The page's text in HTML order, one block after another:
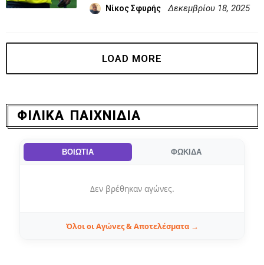
Νίκος Σφυρής Δεκεμβρίου 18, 2025
ΦΙΛΙΚΑ ΠΑΙΧΝΙΔΙΑ
ΒΟΙΩΤΙΑ ΦΩΚΙΔΑ
Δεν βρέθηκαν αγώνες.
Όλοι οι Αγώνες & Αποτελέσματα →